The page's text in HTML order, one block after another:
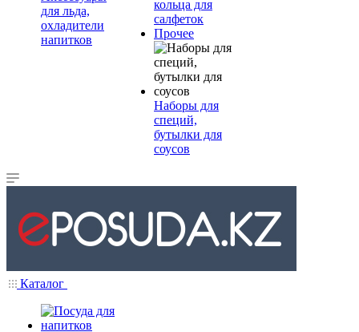
для льда,
охладители
напитков
кольца для
салфеток
Прочее
Наборы для
специй,
бутылки для
соусов
Каталог